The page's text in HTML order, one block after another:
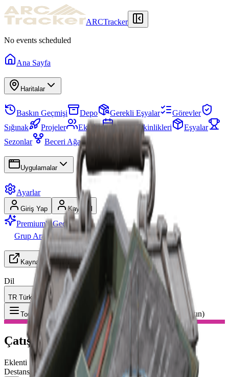
ARCTracker
No events scheduled
Ana Sayfa
Haritalar
Baskın Geçmişi Depo Gerekli Eşyalar
Görevler
Sığınak
Projeler Ekipler Harita Etkinlikleri
Eşyalar
Sezonlar
Beceri Ağacı
Uygulamalar
Ayarlar
Giriş Yap Kayıt Ol
Premium'a Geç
Grup Arayışı
Kaynaklar
Dil
TR Türkçe
Toggle Menu Eşya : Çatışma Mod. 3 (Baskın)
Çatışma Mod. 3 (Baskın)
Eklenti
Destansı